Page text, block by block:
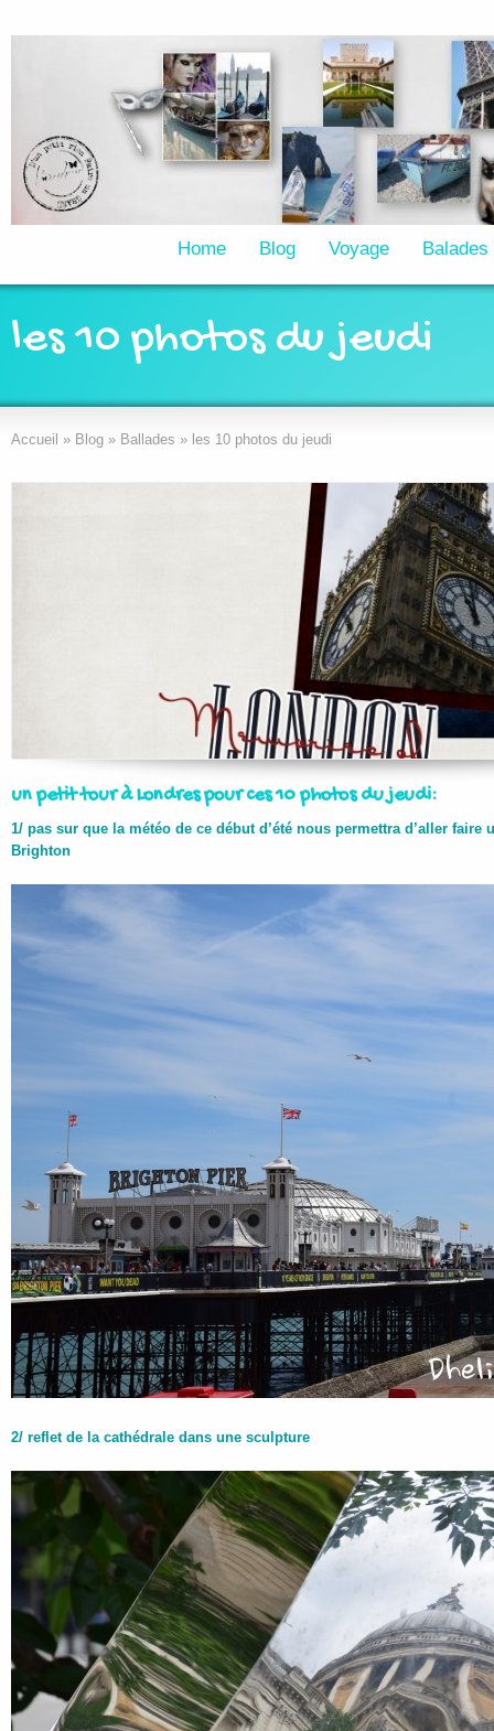
Home Blog Voyage Balades
les 10 photos du jeudi
Accueil » Blog » Ballades » les 10 photos du jeudi
un petit tour à Londres pour ces 10 photos du jeudi:
1/ pas sur que la météo de ce début d’été nous permettra d’aller faire
Brighton
2/ reflet de la cathédrale dans une sculpture